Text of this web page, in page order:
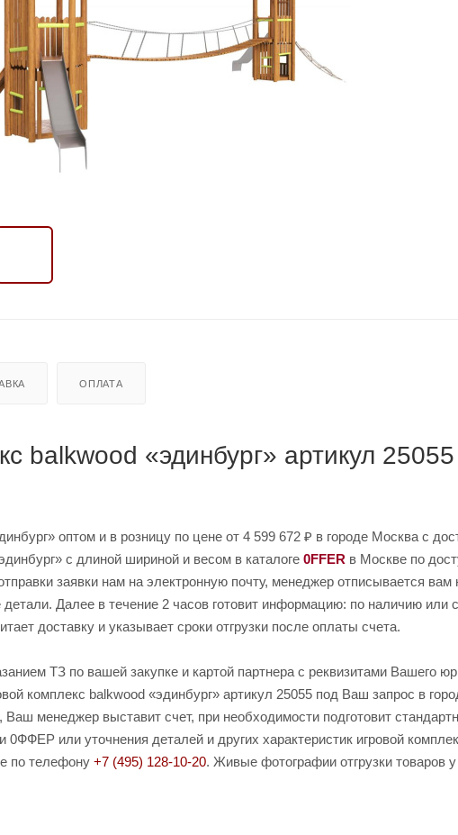
ОПЛАТА
balkwood «эдинбург» артикул
оптом и в розницу по цене от 4 599 672 ₽ в городе Москва с
с длиной шириной и весом в каталоге 0FFER в Москве по
заявки нам на электронную почту, менеджер отписывается
Далее в течение 2 часов готовит информацию: по наличию или
доставку и указывает сроки отгрузки после оплаты счета.
ТЗ по вашей закупке и картой партнера с реквизитами Вашего
комплекс balkwood «эдинбург» артикул 25055 под Ваш запрос в
Ваш менеджер выставит счет, при необходимости подготовит
или уточнения деталей и других характеристик игровой
по телефону +7 (495) 128-10-20. Живые фотографии отгрузки товаров